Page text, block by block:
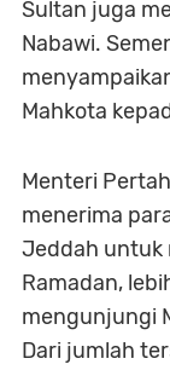
Sultan juga
Nabawi.
Mahkota
Menteri
menerima
Jeddah untuk
Ramadan,
mengunjungi
Dari jumlah